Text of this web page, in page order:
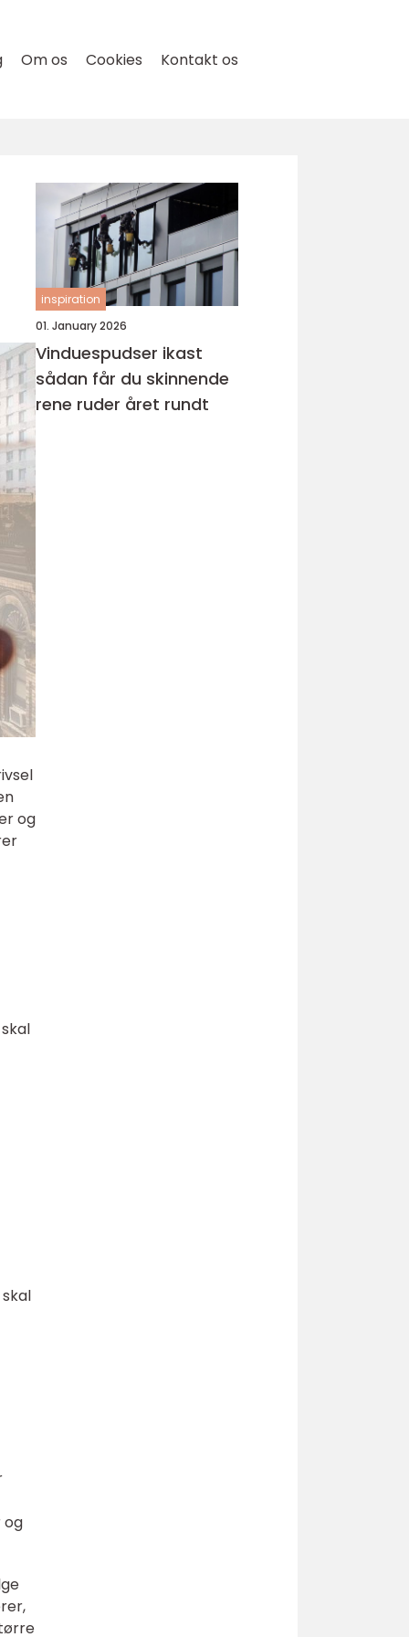
Om os Cookies Kontakt os
og
og
inspiration
01. January 2026
Vinduespudser ikast
sådan får du skinnende
rene ruder året rundt